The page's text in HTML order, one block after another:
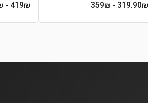
319.90₪
- 359₪
419₪
- 477.81₪